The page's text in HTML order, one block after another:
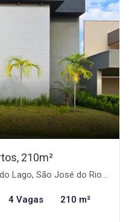
210m²
São José do Rio Preto-SP
4 Vagas 210 m²